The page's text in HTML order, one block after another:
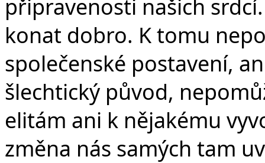
připravenosti našich
konat dobro. K tomu
společenské postavení,
šlechtický původ,
elitám ani k nějakému
změna nás samých tam